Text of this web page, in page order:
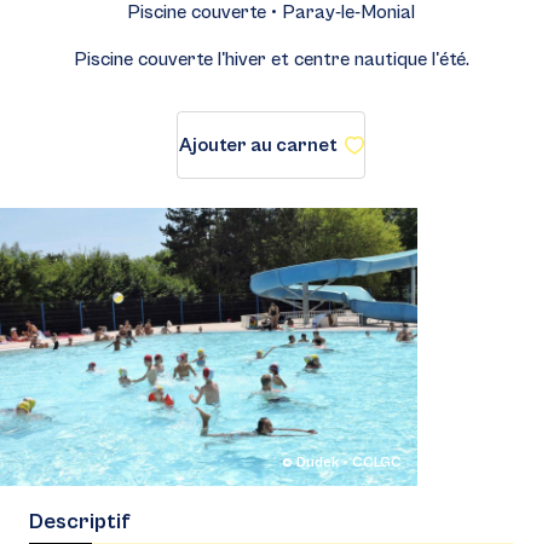
© Dudek - CCLGC
Piscine couverte • Paray-le-Monial
Piscine couverte l'hiver et centre nautique l'été.
Ajouter au carnet
Descriptif